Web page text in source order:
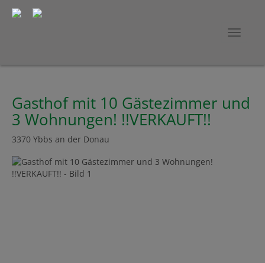
Gasthof mit 10 Gästezimmer und
3 Wohnungen! !!VERKAUFT!!
3370 Ybbs an der Donau